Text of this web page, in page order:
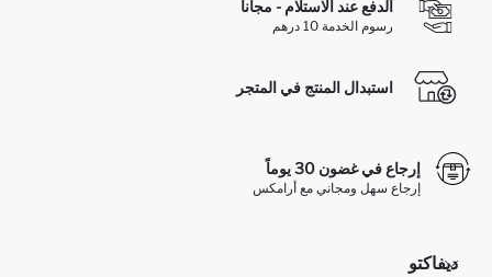
الدفع عند الاستلام - مجانا
رسوم الخدمة 10 درهم
استبدال المنتج في المتجر
إرجاع في غضون 30 يوماً
إرجاع سهل ومجاني مع أرامكس
ديفاكتو